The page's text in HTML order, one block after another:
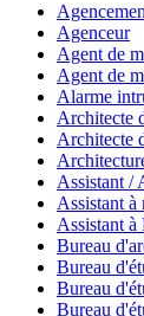
Agenceur
Agent de
Agent de
Alarme
Architecte
Architecte
Assistant /
Assistant à
Assistant
Bureau
Bureau
Bureau
Bureau